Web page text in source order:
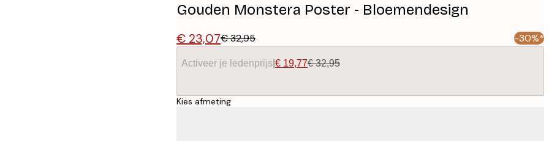
Gouden Monstera Poster - Bloemendesign
€ 23,07€ 32,95 -30%*
Activeer je ledenprijs € 19,77€ 32,95
Kies afmeting